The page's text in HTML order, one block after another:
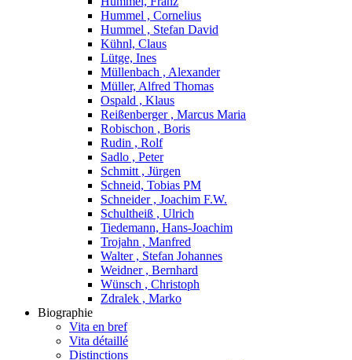
Hummel , Cornelius
Hummel , Stefan David
Kühnl, Claus
Lütge, Ines
Müllenbach , Alexander
Müller, Alfred Thomas
Ospald , Klaus
Reißenberger , Marcus Maria
Robischon , Boris
Rudin , Rolf
Sadlo , Peter
Schmitt , Jürgen
Schneid, Tobias PM
Schneider , Joachim F.W.
Schultheiß , Ulrich
Tiedemann, Hans-Joachim
Trojahn , Manfred
Walter , Stefan Johannes
Weidner , Bernhard
Wünsch , Christoph
Zdralek , Marko
Biographie
Vita en bref
Vita détaillé
Distinctions